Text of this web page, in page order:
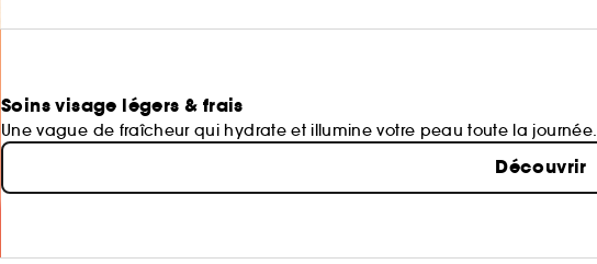
Soins visage légers & frais
Une vague de fraîcheur qui hydrate et illumine votre peau toute la journée.
Découvrir